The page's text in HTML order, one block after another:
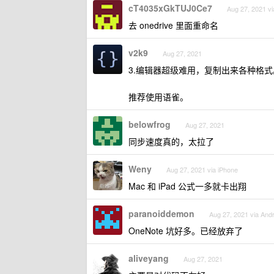
cT4035xGkTUJ0Ce7 Aug 27, 2021
去 onedrive 里面重命名
v2k9 Aug 27, 2021
3.编辑器超级难用，复制出来各种格式
推荐使用语雀。
belowfrog Aug 27, 2021
同步速度真的，太拉了
Weny Aug 27, 2021 via iPhone
Mac 和 iPad 公式一多就卡出翔
paranoiddemon Aug 27, 2021 via
OneNote 坑好多。已经放弃了
aliveyang Aug 27, 2021